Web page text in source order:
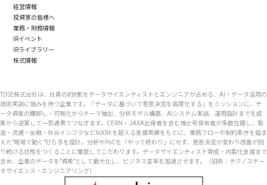
経営情報
投資家の皆様へ
業務・財務情報
IRイベント
IRライブラリー
株式情報
TDSE株式会社は、社員の約8割をデータサイエンティストとエンジニアが占める、AI・データ活用の
技術実装に強みを持つ企業です。「データに基づいて意思決定を高度化する」をミッションに、デ
ータ資産の棚卸し・可視化からテーマ抽出、分析モデル構築、AIシステム実装、運用設計までを成
果から逆算して一気通貫でつなぎます。CERN・JAXA出身者を含む博士号保有者が多数在籍し、製
造・流通・金融・社会インフラなど600社を超える支援実績をもとに、業務フローや制約条件を踏ま
えた"現場で動く"打ち手を設計。分析やPoCを「やって終わり」にせず、意思決定が変わり改善が回
り続ける状態をつくることに徹底してこだわります。データサイエンティスト育成・内製化支援まで
含め、企業のデータを"資産"として最大化し、ビジネス変革を加速させます。（旧称：テクノスデー
タサイエンス・エンジニアリング）